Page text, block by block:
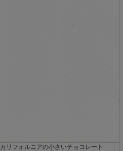
Iカリフォルニアの小さいチョコレート